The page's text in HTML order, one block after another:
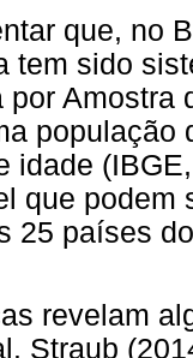
que, no
tem sido
por Amostra
população
idade
que podem
25 países
revelam
Straub